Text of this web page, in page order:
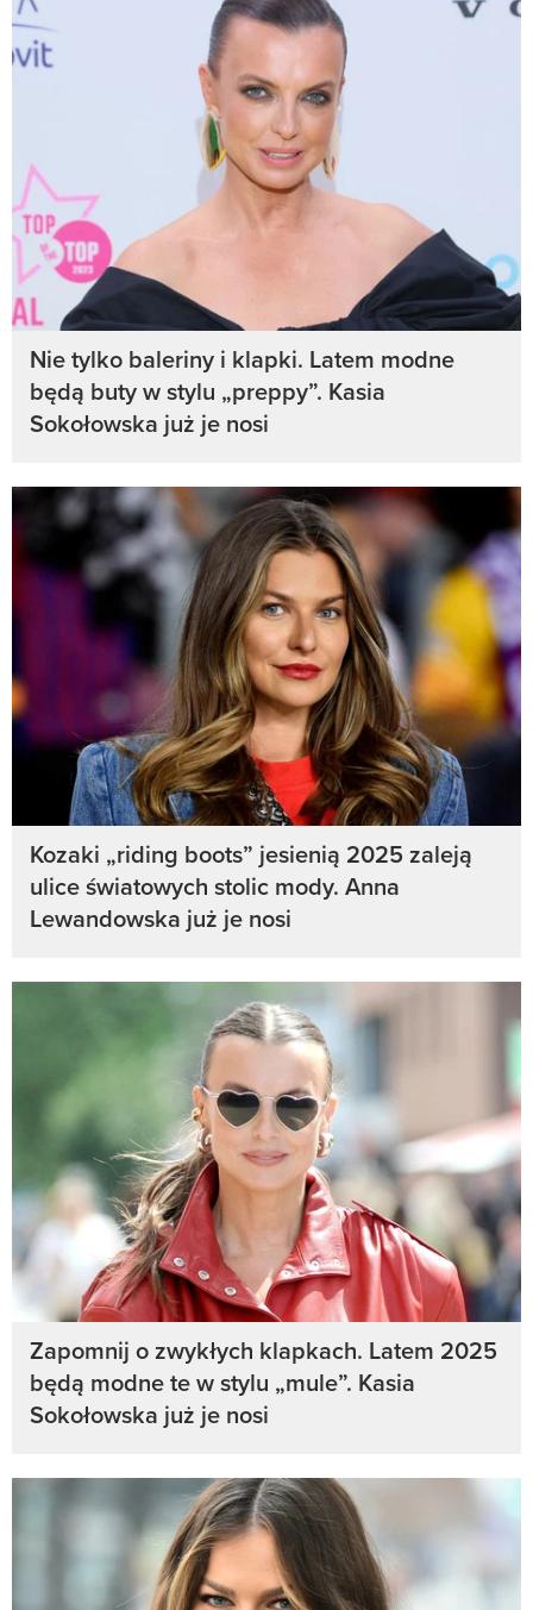
Nie tylko baleriny i klapki. Latem modne
będą buty w stylu „preppy”. Kasia
Sokołowska już je nosi
Kozaki „riding boots” jesienią 2025 zaleją
ulice światowych stolic mody. Anna
Lewandowska już je nosi
Zapomnij o zwykłych klapkach. Latem 2025
będą modne te w stylu „mule”. Kasia
Sokołowska już je nosi